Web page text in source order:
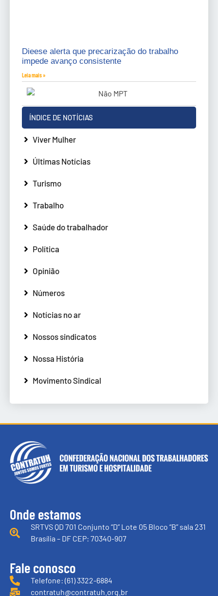
Dieese alerta que precarização do trabalho
impede avanço consistente
Leia mais »
ÍNDICE DE NOTÍCIAS
Viver Mulher
Últimas Notícias
Turismo
Trabalho
Saúde do trabalhador
Política
Opinião
Números
Notícias no ar
Nossos sindicatos
Nossa História
Movimento Sindical
Onde estamos
SRTVS QD 701 Conjunto “D” Lote 05 Bloco “B” sala 231
Brasília – DF CEP: 70340-907
Fale conosco
Telefone: (61) 3322-6884
contratuh@contratuh.org.br